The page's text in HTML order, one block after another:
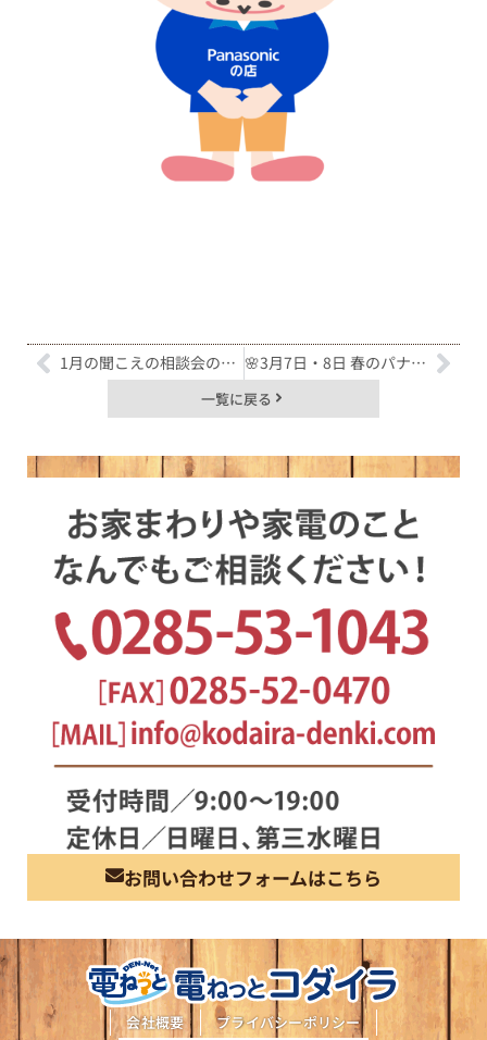
お問い合わせフォームはこちら
1月の聞こえの相談会のお知らせ🦻 🌸3月7日・8日 春のパナソニックフェア開催🌸
一覧に戻る
会社概要 プライバシーポリシー